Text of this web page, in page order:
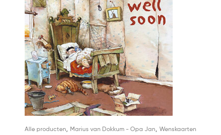
Alle producten Marius van Dokkum - Opa Jan Wenskaarten